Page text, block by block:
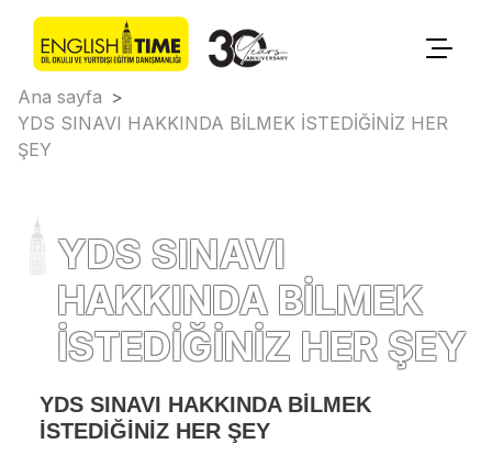
Ana sayfa >
YDS SINAVI HAKKINDA BİLMEK İSTEDİĞİNİZ HER
ŞEY
YDS SINAVI
HAKKINDA BİLMEK
İSTEDİĞİNİZ HER ŞEY
YDS SINAVI HAKKINDA BİLMEK
İSTEDİĞİNİZ HER ŞEY